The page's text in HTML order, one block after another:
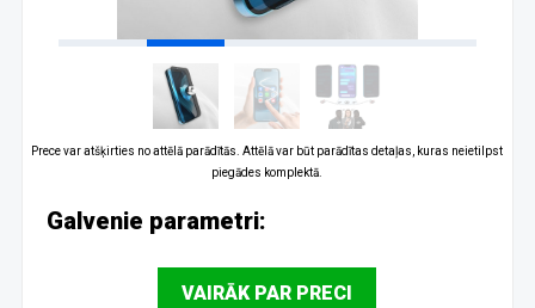
Prece var atšķirties no attēlā parādītās. Attēlā var būt parādītas detaļas, kuras neietilpst
piegādes komplektā.
Galvenie parametri:
VAIRĀK PAR PRECI